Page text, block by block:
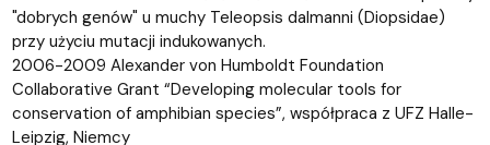
"dobrych genów" u muchy Teleopsis dalmanni (Diopsidae)
przy użyciu mutacji indukowanych.
2006-2009 Alexander von Humboldt Foundation
Collaborative Grant “Developing molecular tools for
conservation of amphibian species”, współpraca z UFZ Halle-
Leipzig, Niemcy